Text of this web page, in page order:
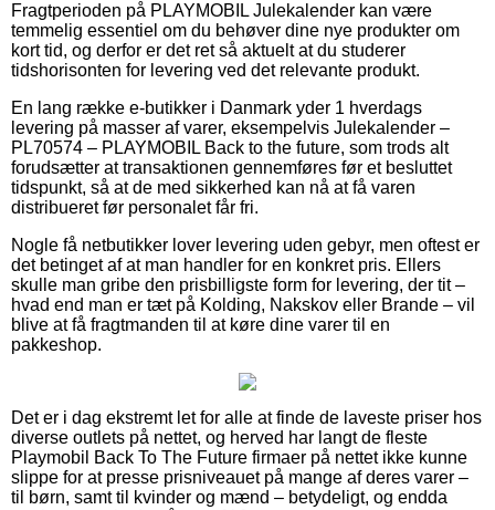
Fragtperioden på PLAYMOBIL Julekalender kan være
temmelig essentiel om du behøver dine nye produkter om
kort tid, og derfor er det ret så aktuelt at du studerer
tidshorisonten for levering ved det relevante produkt.
En lang række e-butikker i Danmark yder 1 hverdags
levering på masser af varer, eksempelvis Julekalender –
PL70574 – PLAYMOBIL Back to the future, som trods alt
forudsætter at transaktionen gennemføres før et besluttet
tidspunkt, så at de med sikkerhed kan nå at få varen
distribueret før personalet får fri.
Nogle få netbutikker lover levering uden gebyr, men oftest er
det betinget af at man handler for en konkret pris. Ellers
skulle man gribe den prisbilligste form for levering, der tit –
hvad end man er tæt på Kolding, Nakskov eller Brande – vil
blive at få fragtmanden til at køre dine varer til en
pakkeshop.
Det er i dag ekstremt let for alle at finde de laveste priser hos
diverse outlets på nettet, og herved har langt de fleste
Playmobil Back To The Future firmaer på nettet ikke kunne
slippe for at presse prisniveauet på mange af deres varer –
til børn, samt til kvinder og mænd – betydeligt, og endda